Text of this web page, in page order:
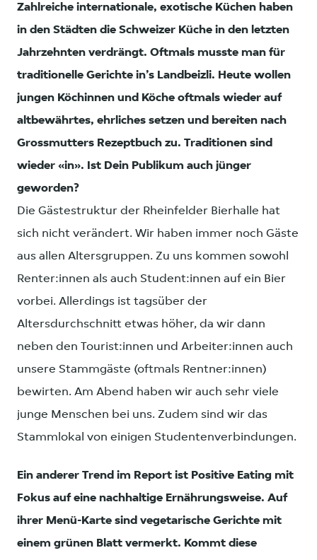
Zahlreiche internationale, exotische Küchen haben
in den Städten die Schweizer Küche in den letzten
Jahrzehnten verdrängt. Oftmals musste man für
traditionelle Gerichte in’s Landbeizli. Heute wollen
jungen Köchinnen und Köche oftmals wieder auf
altbewährtes, ehrliches setzen und bereiten nach
Grossmutters Rezeptbuch zu. Traditionen sind
wieder «in». Ist Dein Publikum auch jünger
geworden?
Die Gästestruktur der Rheinfelder Bierhalle hat
sich nicht verändert. Wir haben immer noch Gäste
aus allen Altersgruppen. Zu uns kommen sowohl
Renter:innen als auch Student:innen auf ein Bier
vorbei. Allerdings ist tagsüber der
Altersdurchschnitt etwas höher, da wir dann
neben den Tourist:innen und Arbeiter:innen auch
unsere Stammgäste (oftmals Rentner:innen)
bewirten. Am Abend haben wir auch sehr viele
junge Menschen bei uns. Zudem sind wir das
Stammlokal von einigen Studentenverbindungen.
Ein anderer Trend im Report ist Positive Eating mit
Fokus auf eine nachhaltige Ernährungsweise. Auf
ihrer Menü-Karte sind vegetarische Gerichte mit
einem grünen Blatt vermerkt. Kommt diese